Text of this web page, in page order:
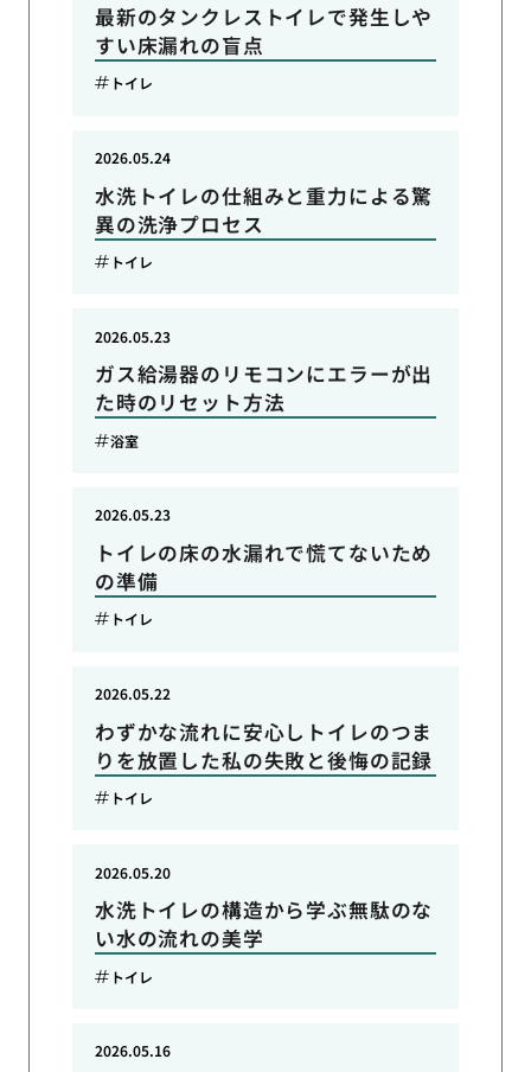
最新のタンクレストイレで発生しや
すい床漏れの盲点
トイレ
水洗トイレの仕組みと重力による驚
異の洗浄プロセス
2026.05.24
トイレ
ガス給湯器のリモコンにエラーが出
た時のリセット方法
2026.05.23
浴室
トイレの床の水漏れで慌てないため
の準備
2026.05.23
トイレ
わずかな流れに安心しトイレのつま
りを放置した私の失敗と後悔の記録
2026.05.22
トイレ
水洗トイレの構造から学ぶ無駄のな
い水の流れの美学
2026.05.20
トイレ
2026.05.16